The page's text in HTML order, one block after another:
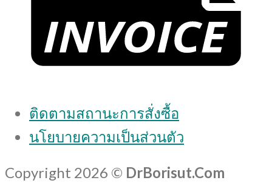
ติดตามสถานะการสั่งซื้อ
นโยบายความเป็นส่วนตัว
Copyright 2026 © DrBorisut.Com